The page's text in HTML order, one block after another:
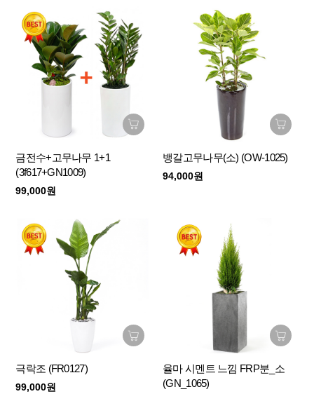
금전수+고무나무 1+1
(3f617+GN1009)
99,000원
뱅갈고무나무(소) (OW-1025)
94,000원
극락조 (FR0127)
99,000원
율마 시멘트 느낌 FRP분_소
(GN_1065)